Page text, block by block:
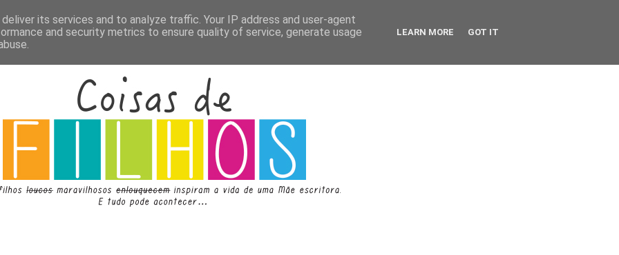
its services and to analyze traffic. Your IP address and user-agent
and security metrics to ensure quality of service, generate usage
LEARN MORE GOT IT